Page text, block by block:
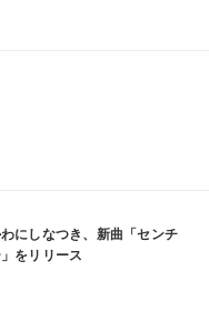
にしなつき、新曲「センチ
をリリース